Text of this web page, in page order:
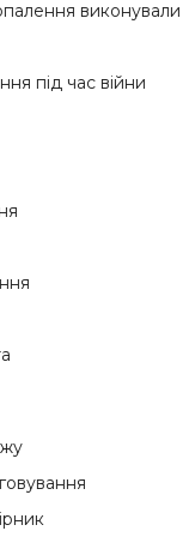
виконували
під час війни